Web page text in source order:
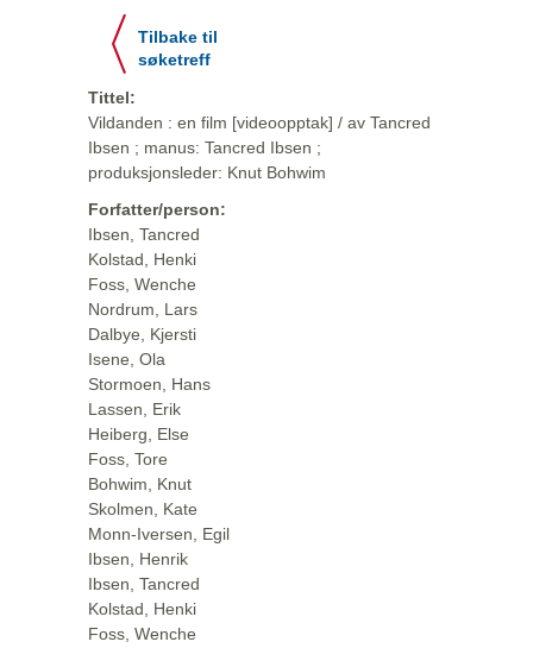
Tilbake til
søketreff
Tittel:
Vildanden : en film [videoopptak] / av Tancred
Ibsen ; manus: Tancred Ibsen ;
produksjonsleder: Knut Bohwim
Forfatter/person:
Ibsen, Tancred
Kolstad, Henki
Foss, Wenche
Nordrum, Lars
Dalbye, Kjersti
Isene, Ola
Stormoen, Hans
Lassen, Erik
Heiberg, Else
Foss, Tore
Bohwim, Knut
Skolmen, Kate
Monn-Iversen, Egil
Ibsen, Henrik
Ibsen, Tancred
Kolstad, Henki
Foss, Wenche